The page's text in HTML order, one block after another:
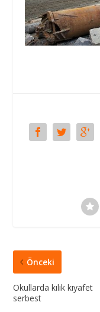
Önceki
Okullarda kılık kıyafet
serbest